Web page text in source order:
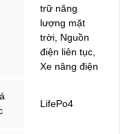
trữ năng
lượng mặt
trời, Nguồn
điện liên tục,
Xe nâng điện
LifePo4